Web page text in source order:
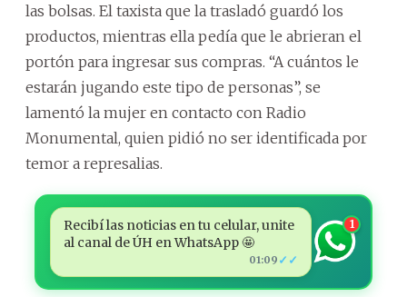
las bolsas. El taxista que la trasladó guardó los
productos, mientras ella pedía que le abrieran el
portón para ingresar sus compras. “A cuántos le
estarán jugando este tipo de personas”, se
lamentó la mujer en contacto con Radio
Monumental, quien pidió no ser identificada por
temor a represalias.
Recibí las noticias en tu celular, unite
al canal de ÚH en WhatsApp 🤩
01:09 ✓✓
1